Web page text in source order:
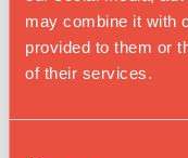
may combine it with
provided to them or
of their services.